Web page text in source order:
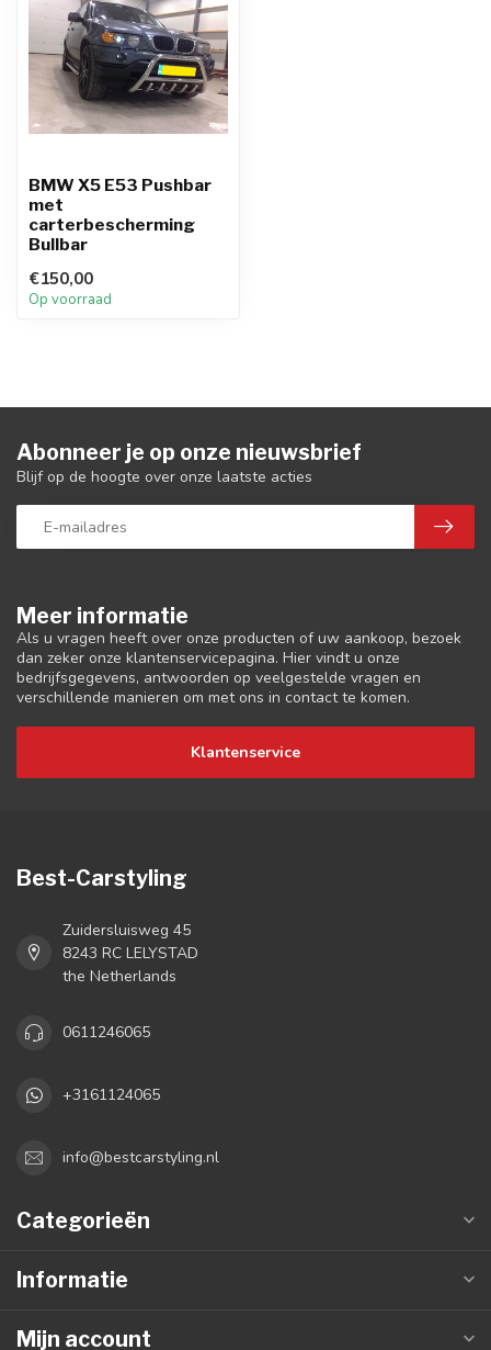
BMW X5 E53 Pushbar
met
carterbescherming
Bullbar
€150,00
Op voorraad
Meer informatie
Als u vragen heeft over onze producten of uw aankoop, bezoek
dan zeker onze klantenservicepagina. Hier vindt u onze
bedrijfsgegevens, antwoorden op veelgestelde vragen en
verschillende manieren om met ons in contact te komen.
Klantenservice
Abonneer je op onze nieuwsbrief
Blijf op de hoogte over onze laatste acties
Best-Carstyling
Zuidersluisweg 45
8243 RC LELYSTAD
the Netherlands
0611246065
+3161124065
info@bestcarstyling.nl
Categorieën
Informatie
Mijn account